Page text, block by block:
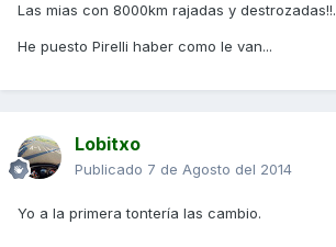
Las mias con 8000km rajadas y destrozadas!!.
He puesto Pirelli haber como le van...
Lobitxo
Publicado 7 de Agosto del 2014
Yo a la primera tontería las cambio.